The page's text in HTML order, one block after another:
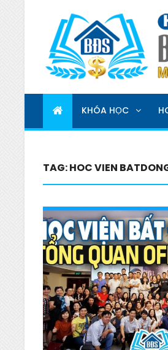
HỌC VIỆN
MỞ KHOÁ SỰ THỊNH VƯỢNG
KHÓA HỌC
TAG:HOC VIEN